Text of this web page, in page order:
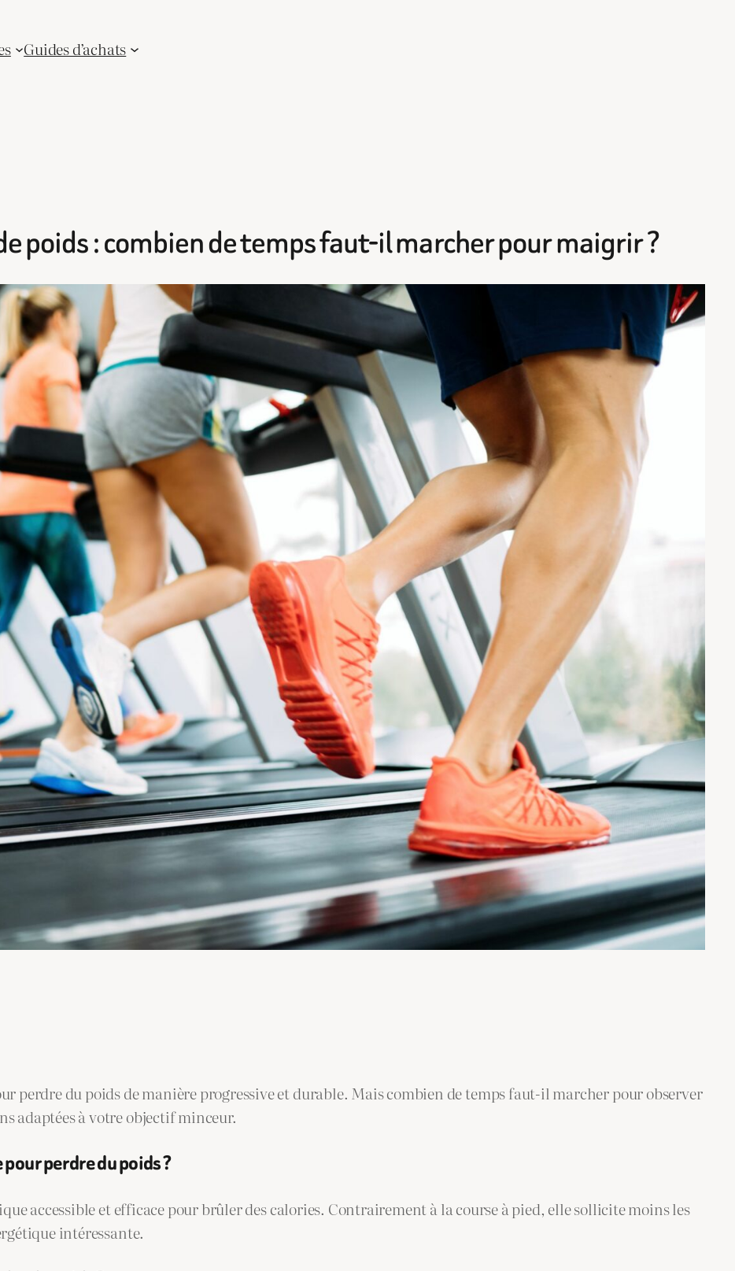
Guides d’achats
poids : combien de temps faut-il marcher pour maigrir ?
perdre du poids de manière progressive et durable. Mais combien de temps faut-il marcher pour observer
adaptées à votre objectif minceur.
perdre du poids ?
accessible et efficace pour brûler des calories. Contrairement à la course à pied, elle sollicite moins les
intéressante.